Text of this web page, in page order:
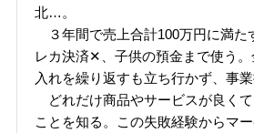
北…。
３年間で売上合計100万円に満た
レカ決済✕、子供の預金まで使う。
入れを繰り返すも立ち行かず、事
どれだけ商品やサービスが良くて
ことを知る。この失敗経験からマ